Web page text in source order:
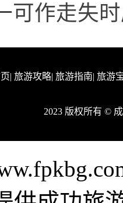
可作走失
| 旅游攻略| 旅游指南| 旅游
2023 版权所有 ©